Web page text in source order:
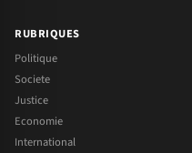
RUBRIQUES
Politique
Societe
Justice
Economie
International